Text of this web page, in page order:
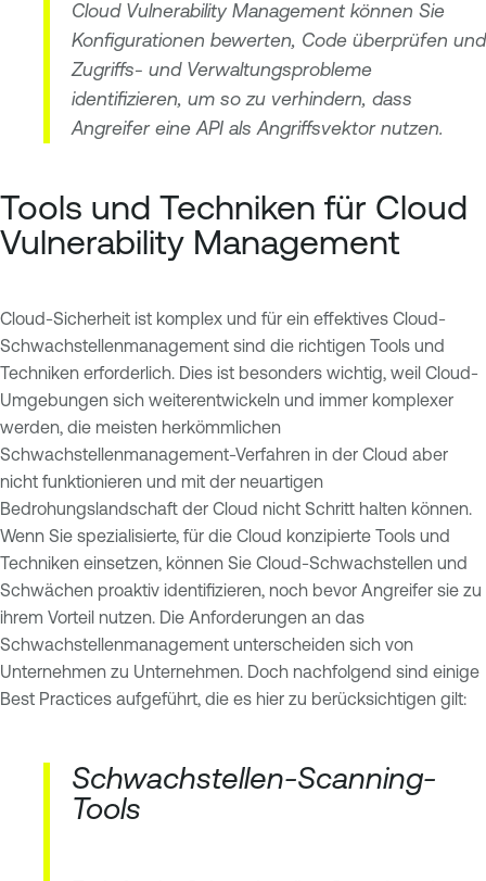
Cloud Vulnerability Management können Sie
Konfigurationen bewerten, Code überprüfen und
Zugriffs- und Verwaltungsprobleme
identifizieren, um so zu verhindern, dass
Angreifer eine API als Angriffsvektor nutzen.
Tools und Techniken für Cloud
Vulnerability Management
Cloud-Sicherheit ist komplex und für ein effektives Cloud-
Schwachstellenmanagement sind die richtigen Tools und
Techniken erforderlich. Dies ist besonders wichtig, weil Cloud-
Umgebungen sich weiterentwickeln und immer komplexer
werden, die meisten herkömmlichen
Schwachstellenmanagement-Verfahren in der Cloud aber
nicht funktionieren und mit der neuartigen
Bedrohungslandschaft der Cloud nicht Schritt halten können.
Wenn Sie spezialisierte, für die Cloud konzipierte Tools und
Techniken einsetzen, können Sie Cloud-Schwachstellen und
Schwächen proaktiv identifizieren, noch bevor Angreifer sie zu
ihrem Vorteil nutzen. Die Anforderungen an das
Schwachstellenmanagement unterscheiden sich von
Unternehmen zu Unternehmen. Doch nachfolgend sind einige
Best Practices aufgeführt, die es hier zu berücksichtigen gilt:
Schwachstellen-Scanning-
Tools